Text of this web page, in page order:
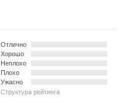
Структура рейтинга
Отлично
Хорошо
Неплохо
Плохо
Ужасно